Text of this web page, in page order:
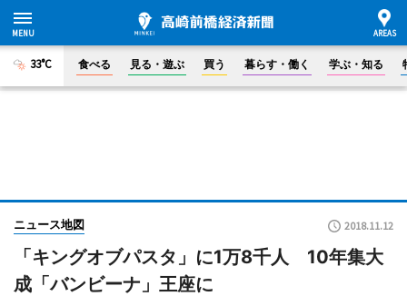
33°C 食べる 見る・遊ぶ 買う 暮らす・働く 学ぶ・知る
ニュース地図 2018.11.12
「キングオブパスタ」に1万8千人 10年集大
成「バンビーナ」王座に